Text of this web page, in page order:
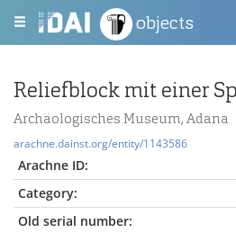
objects
Archäologisches Museum, Adana
arachne.dainst.org/entity/1143586
Arachne ID:
Category:
Old serial number: